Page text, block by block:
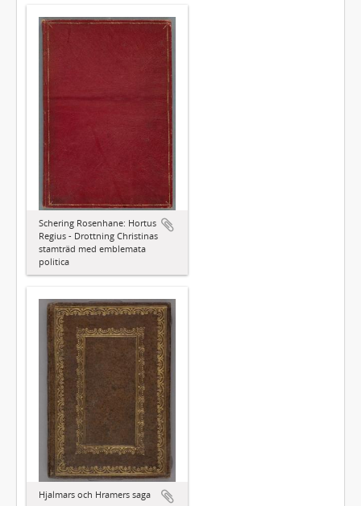
Schering Rosenhane: Hortus
Regius - Drottning Christinas
stamträd med emblemata
politica
Hjalmars och Hramers saga